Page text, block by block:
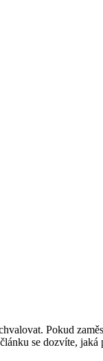
Pokud
se dozvíte,